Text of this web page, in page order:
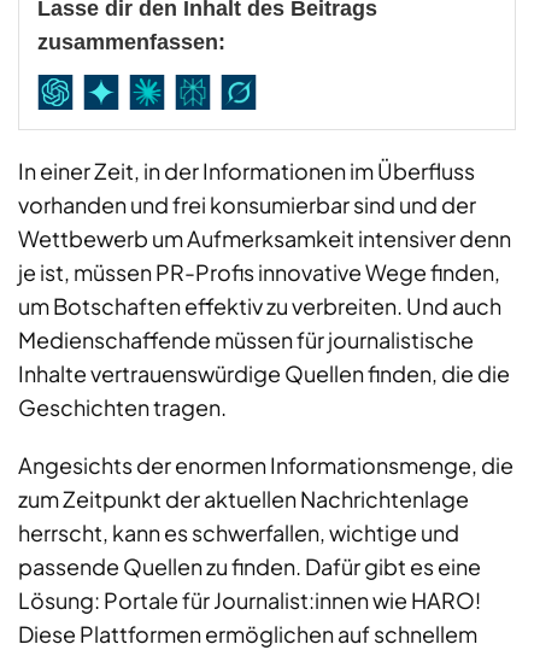
Lasse dir den Inhalt des Beitrags
zusammenfassen:
In einer Zeit, in der Informationen im Überfluss
vorhanden und frei konsumierbar sind und der
Wettbewerb um Aufmerksamkeit intensiver denn
je ist, müssen PR-Profis innovative Wege finden,
um Botschaften effektiv zu verbreiten. Und auch
Medienschaffende müssen für journalistische
Inhalte vertrauenswürdige Quellen finden, die die
Geschichten tragen.
Angesichts der enormen Informationsmenge, die
zum Zeitpunkt der aktuellen Nachrichtenlage
herrscht, kann es schwerfallen, wichtige und
passende Quellen zu finden. Dafür gibt es eine
Lösung: Portale für Journalist:innen wie HARO!
Diese Plattformen ermöglichen auf schnellem